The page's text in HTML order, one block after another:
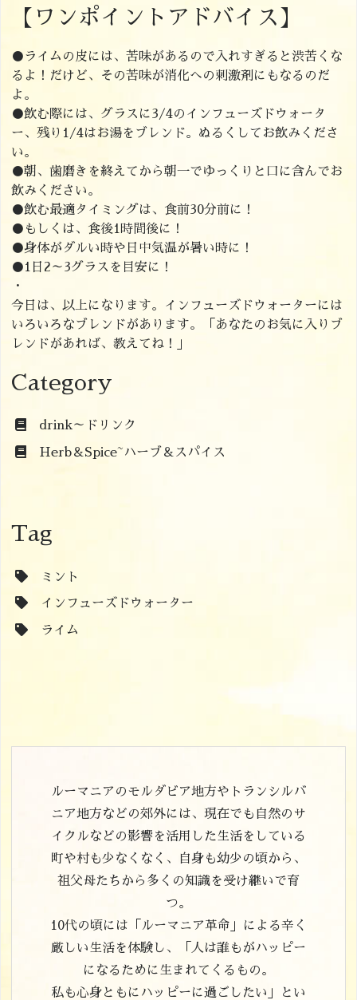
【ワンポイントアドバイス】
●ライムの皮には、苦味があるので入れすぎると渋苦くな
るよ！だけど、その苦味が消化への刺激剤にもなるのだ
よ。
●飲む際には、グラスに3/4のインフューズドウォータ
ー、残り1/4はお湯をブレンド。ぬるくしてお飲みくださ
い。
●朝、歯磨きを終えてから朝一でゆっくりと口に含んでお
飲みください。
●飲む最適タイミングは、食前30分前に！
●もしくは、食後1時間後に！
●身体がダルい時や日中気温が暑い時に！
●1日2～3グラスを目安に！
・
今日は、以上になります。インフューズドウォーターには
いろいろなブレンドがあります。「あなたのお気に入りブ
レンドがあれば、教えてね！」
Category
drink～ドリンク
Herb＆Spice~ハーブ＆スパイス
Tag
ミント
インフューズドウォーター
ライム
ルーマニアのモルダビア地方やトランシルバ
ニア地方などの郊外には、現在でも自然のサ
イクルなどの影響を活用した生活をしている
町や村も少なくなく、自身も幼少の頃から、
祖父母たちから多くの知識を受け継いで育
つ。
10代の頃には「ルーマニア革命」による辛く
厳しい生活を体験し、「人は誰もがハッピー
になるために生まれてくるもの。
私も心身ともにハッピーに過ごしたい」とい